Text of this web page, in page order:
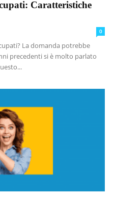
Caratteristiche
0
La domanda potrebbe
precedenti si è molto parlato